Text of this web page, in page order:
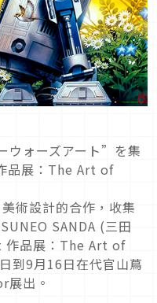
術設計的合作，收集
SANDA (三田
作品展：The Art of
到9月16日在代官山蔦
出。